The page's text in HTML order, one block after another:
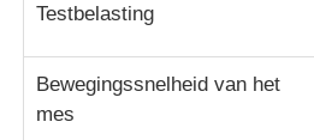
Testbelasting
Bewegingssnelheid van het
mes